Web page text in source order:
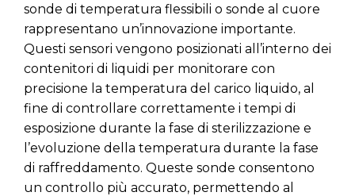
sonde di temperatura flessibili o sonde al cuore
rappresentano un’innovazione importante.
Questi sensori vengono posizionati all’interno dei
contenitori di liquidi per monitorare con
precisione la temperatura del carico liquido, al
fine di controllare correttamente i tempi di
esposizione durante la fase di sterilizzazione e
l’evoluzione della temperatura durante la fase
di raffreddamento. Queste sonde consentono
un controllo più accurato, permettendo al